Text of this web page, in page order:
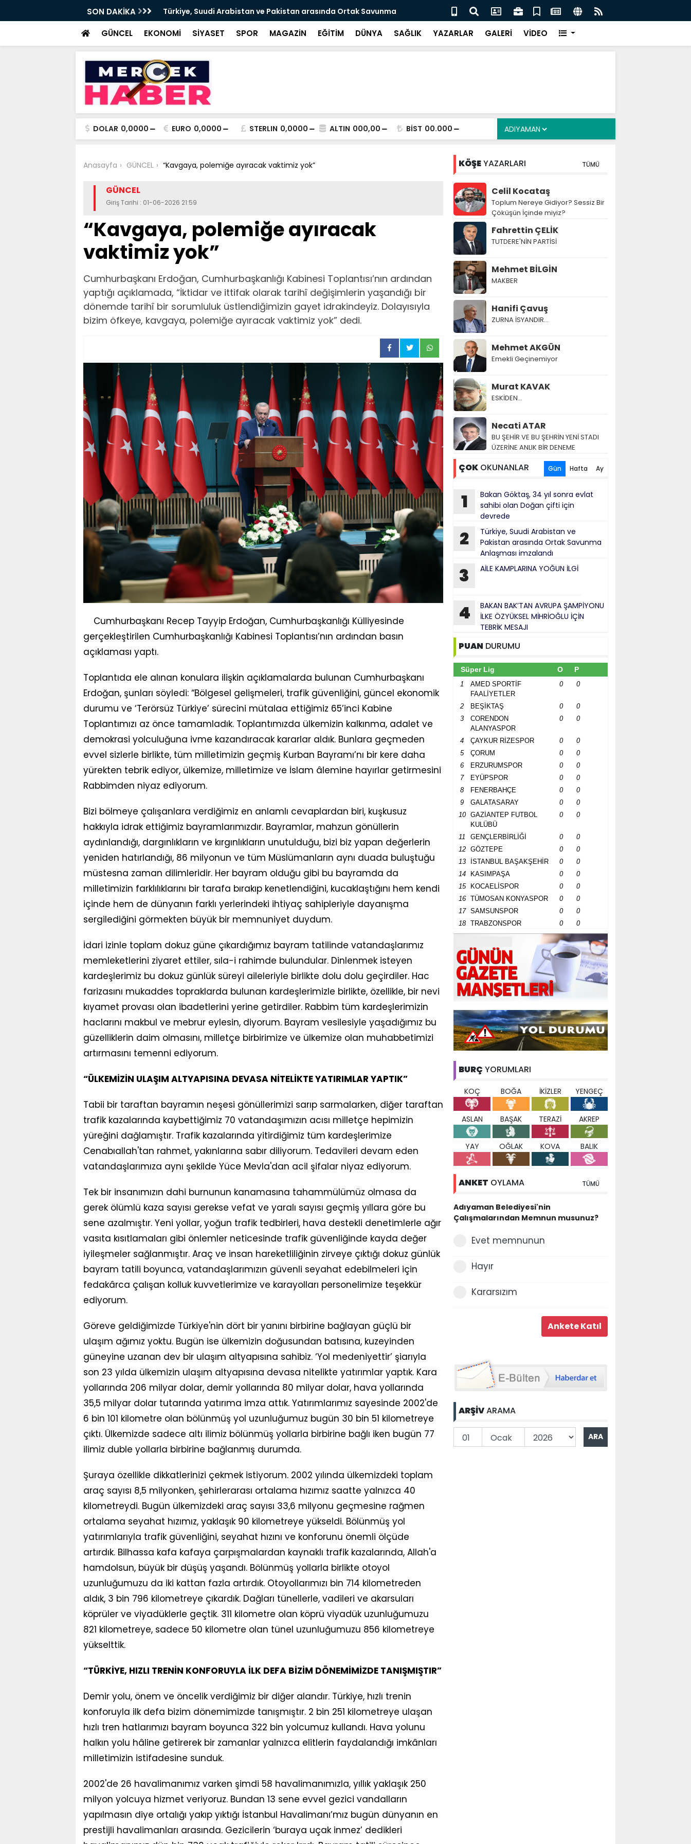
SON DAKİKA
Pakistan arasında Ortak Savunma
Bakan Göktaş, 34 yıl sonra evlat sahibi olan Doğan çifti için
devrede
DEAŞ'a 30 ilde eş zamanlı operasyon: 104 şüpheli gözaltında -
Videolu Haber
GÜNCEL EKONOMİ SİYASET SPOR MAGAZİN EĞİTİM DÜNYA SAĞLIK YAZARLAR GALERİ VİDEO
DOLAR 0,0000 EURO 0,0000 STERLIN 0,0000 ALTIN 000,00 BİST 00.000
Anasayfa GÜNCEL “Kavgaya, polemiğe ayıracak vaktimiz yok”
GÜNCEL
Giriş Tarihi : 01-06-2026 21:59
“Kavgaya, polemiğe ayıracak
vaktimiz yok”
Cumhurbaşkanı Erdoğan, Cumhurbaşkanlığı Kabinesi Toplantısı’nın ardından
yaptığı açıklamada, “İktidar ve ittifak olarak tarihî değişimlerin yaşandığı bir
dönemde tarihî bir sorumluluk üstlendiğimizin gayet idrakindeyiz. Dolayısıyla
bizim öfkeye, kavgaya, polemiğe ayıracak vaktimiz yok” dedi.
Cumhurbaşkanı Recep Tayyip Erdoğan, Cumhurbaşkanlığı Külliyesinde
gerçekleştirilen Cumhurbaşkanlığı Kabinesi Toplantısı’nın ardından basın
açıklaması yaptı.
Toplantıda ele alınan konulara ilişkin açıklamalarda bulunan Cumhurbaşkanı
Erdoğan, şunları söyledi: “Bölgesel gelişmeleri, trafik güvenliğini, güncel ekonomik
durumu ve ‘Terörsüz Türkiye’ sürecini mütalaa ettiğimiz 65’inci Kabine
Toplantımızı az önce tamamladık. Toplantımızda ülkemizin kalkınma, adalet ve
demokrasi yolculuğuna ivme kazandıracak kararlar aldık. Bunlara geçmeden
evvel sizlerle birlikte, tüm milletimizin geçmiş Kurban Bayramı’nı bir kere daha
yürekten tebrik ediyor, ülkemize, milletimize ve İslam âlemine hayırlar getirmesini
Rabbimden niyaz ediyorum.
Bizi bölmeye çalışanlara verdiğimiz en anlamlı cevaplardan biri, kuşkusuz
hakkıyla idrak ettiğimiz bayramlarımızdır. Bayramlar, mahzun gönüllerin
aydınlandığı, dargınlıkların ve kırgınlıkların unutulduğu, bizi biz yapan değerlerin
yeniden hatırlandığı, 86 milyonun ve tüm Müslümanların aynı duada buluştuğu
müstesna zaman dilimleridir. Her bayram olduğu gibi bu bayramda da
milletimizin farklılıklarını bir tarafa bırakıp kenetlendiğini, kucaklaştığını hem kendi
içinde hem de dünyanın farklı yerlerindeki ihtiyaç sahipleriyle dayanışma
sergilediğini görmekten büyük bir memnuniyet duydum.
İdari izinle toplam dokuz güne çıkardığımız bayram tatilinde vatandaşlarımız
memleketlerini ziyaret ettiler, sıla-i rahimde bulundular. Dinlenmek isteyen
kardeşlerimiz bu dokuz günlük süreyi aileleriyle birlikte dolu dolu geçirdiler. Hac
farizasını mukaddes topraklarda bulunan kardeşlerimizle birlikte, özellikle, bir nevi
kıyamet provası olan ibadetlerini yerine getirdiler. Rabbim tüm kardeşlerimizin
haclarını makbul ve mebrur eylesin, diyorum. Bayram vesilesiyle yaşadığımız bu
güzelliklerin daim olmasını, milletçe birbirimize ve ülkemize olan muhabbetimizi
artırmasını temenni ediyorum.
“ÜLKEMİZİN ULAŞIM ALTYAPISINA DEVASA NİTELİKTE YATIRIMLAR YAPTIK”
Tabii bir taraftan bayramın neşesi gönüllerimizi sarıp sarmalarken, diğer taraftan
trafik kazalarında kaybettiğimiz 70 vatandaşımızın acısı milletçe hepimizin
yüreğini dağlamıştır. Trafik kazalarında yitirdiğimiz tüm kardeşlerimize
Cenabıallah'tan rahmet, yakınlarına sabır diliyorum. Tedavileri devam eden
vatandaşlarımıza aynı şekilde Yüce Mevla'dan acil şifalar niyaz ediyorum.
Tek bir insanımızın dahi burnunun kanamasına tahammülümüz olmasa da
gerek ölümlü kaza sayısı gerekse vefat ve yaralı sayısı geçmiş yıllara göre bu
sene azalmıştır. Yeni yollar, yoğun trafik tedbirleri, hava destekli denetimlerle ağır
vasıta kısıtlamaları gibi önlemler neticesinde trafik güvenliğinde kayda değer
iyileşmeler sağlanmıştır. Araç ve insan hareketliliğinin zirveye çıktığı dokuz günlük
bayram tatili boyunca, vatandaşlarımızın güvenli seyahat edebilmeleri için
fedakârca çalışan kolluk kuvvetlerimize ve karayolları personelimize teşekkür
ediyorum.
Göreve geldiğimizde Türkiye'nin dört bir yanını birbirine bağlayan güçlü bir
ulaşım ağımız yoktu. Bugün ise ülkemizin doğusundan batısına, kuzeyinden
güneyine uzanan dev bir ulaşım altyapısına sahibiz. ‘Yol medeniyettir’ şiarıyla
son 23 yılda ülkemizin ulaşım altyapısına devasa nitelikte yatırımlar yaptık. Kara
yollarında 206 milyar dolar, demir yollarında 80 milyar dolar, hava yollarında
35,5 milyar dolar tutarında yatırıma imza attık. Yatırımlarımız sayesinde 2002'de
6 bin 101 kilometre olan bölünmüş yol uzunluğumuz bugün 30 bin 51 kilometreye
çıktı. Ülkemizde sadece altı ilimiz bölünmüş yollarla birbirine bağlı iken bugün 77
ilimiz duble yollarla birbirine bağlanmış durumda.
Şuraya özellikle dikkatlerinizi çekmek istiyorum. 2002 yılında ülkemizdeki toplam
araç sayısı 8,5 milyonken, şehirlerarası ortalama hızımız saatte yalnızca 40
kilometreydi. Bugün ülkemizdeki araç sayısı 33,6 milyonu geçmesine rağmen
ortalama seyahat hızımız, yaklaşık 90 kilometreye yükseldi. Bölünmüş yol
yatırımlarıyla trafik güvenliğini, seyahat hızını ve konforunu önemli ölçüde
artırdık. Bilhassa kafa kafaya çarpışmalardan kaynaklı trafik kazalarında, Allah'a
hamdolsun, büyük bir düşüş yaşandı. Bölünmüş yollarla birlikte otoyol
uzunluğumuzu da iki kattan fazla artırdık. Otoyollarımızı bin 714 kilometreden
aldık, 3 bin 796 kilometreye çıkardık. Dağları tünellerle, vadileri ve akarsuları
köprüler ve viyadüklerle geçtik. 311 kilometre olan köprü viyadük uzunluğumuzu
821 kilometreye, sadece 50 kilometre olan tünel uzunluğumuzu 856 kilometreye
yükselttik.
“TÜRKİYE, HIZLI TRENİN KONFORUYLA İLK DEFA BİZİM DÖNEMİMİZDE TANIŞMIŞTIR”
Demir yolu, önem ve öncelik verdiğimiz bir diğer alandır. Türkiye, hızlı trenin
konforuyla ilk defa bizim dönemimizde tanışmıştır. 2 bin 251 kilometreye ulaşan
hızlı tren hatlarımızı bayram boyunca 322 bin yolcumuz kullandı. Hava yolunu
halkın yolu hâline getirerek bir zamanlar yalnızca elitlerin faydalandığı imkânları
milletimizin istifadesine sunduk.
2002'de 26 havalimanımız varken şimdi 58 havalimanımızla, yıllık yaklaşık 250
milyon yolcuya hizmet veriyoruz. Bundan 13 sene evvel gezici vandalların
yapılmasın diye ortalığı yakıp yıktığı İstanbul Havalimanı’mız bugün dünyanın en
prestijli havalimanları arasında. Gezicilerin ‘buraya uçak inmez’ dedikleri
KÖŞEYAZARLARI TÜMÜ
Celil Kocataş
Toplum Nereye Gidiyor? Sessiz Bir
Çöküşün İçinde miyiz?
Fahrettin ÇELİK
TUTDERE'NİN PARTİSİ
Mehmet BİLGİN
MAKBER
Hanifi Çavuş
ZURNA İSYANDIR...
Mehmet AKGÜN
Emekli Geçinemiyor
Murat KAVAK
ESKİDEN...
Necati ATAR
BU ŞEHİR VE BU ŞEHRİN YENİ STADI
ÜZERİNE ANLIK BİR DENEME
ÇOK OKUNANLAR Gün Hafta Ay
1
Bakan Göktaş, 34 yıl sonra evlat
sahibi olan Doğan çifti için
devrede
2
Türkiye, Suudi Arabistan ve
Pakistan arasında Ortak Savunma
Anlaşması imzalandı
3 AİLE KAMPLARINA YOĞUN İLGİ
4
BAKAN BAK’TAN AVRUPA ŞAMPİYONU
İLKE ÖZYÜKSEL MİHRİOĞLU İÇİN
TEBRİK MESAJI
PUAN DURUMU
Süper Lig O P
1
AMED SPORTİF
FAALİYETLER
0 0
2 BEŞİKTAŞ 0
0
3
CORENDON
ALANYASPOR
0 0
4 ÇAYKUR RİZESPOR 0
0
5
ÇORUM 0
0
6
ERZURUMSPOR 0
0
7
EYÜPSPOR 0
0
8
FENERBAHÇE 0
0
9
GALATASARAY 0
0
10
GAZİANTEP FUTBOL
KULÜBÜ
0 0
11 GENÇLERBİRLİĞİ 0
0
12
GÖZTEPE 0
0
13
İSTANBUL BAŞAKŞEHİR 0
0
14
KASIMPAŞA 0
0
15
KOCAELİSPOR 0
0
16
TÜMOSAN KONYASPOR 0
0
17
SAMSUNSPOR 0
0
18
TRABZONSPOR 0 0
BURÇ YORUMLARI
KOÇ BOĞA İKİZLER YENGEÇ
ASLAN BAŞAK TERAZİ AKREP
YAY OĞLAK KOVA BALIK
ANKET OYLAMA TÜMÜ
Adıyaman Belediyesi'nin
Çalışmalarından Memnun musunuz?
Evet memnunun
Hayır
Kararsızım
ARŞİVARAMA